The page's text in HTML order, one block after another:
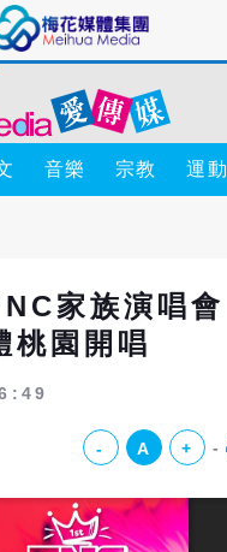
音樂 宗教 運動
家族演唱會
桃園開唱
- A +